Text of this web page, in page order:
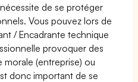
de se protéger
Vous pouvez lors de
/ Encadrante technique
provoquer des
(entreprise) ou
donc important de se